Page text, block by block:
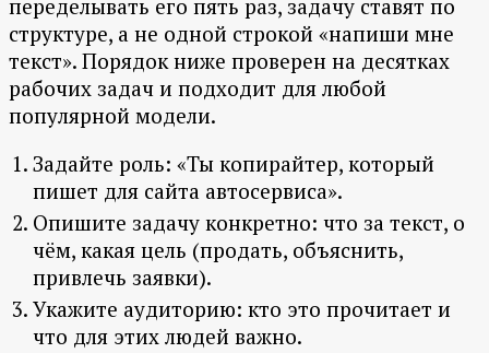
переделывать его пять раз, задачу ставят по
структуре, а не одной строкой «напиши мне
текст». Порядок ниже проверен на десятках
рабочих задач и подходит для любой
популярной модели.
Задайте роль: «Ты копирайтер, который
пишет для сайта автосервиса».
Опишите задачу конкретно: что за текст, о
чём, какая цель (продать, объяснить,
привлечь заявки).
Укажите аудиторию: кто это прочитает и
что для этих людей важно.